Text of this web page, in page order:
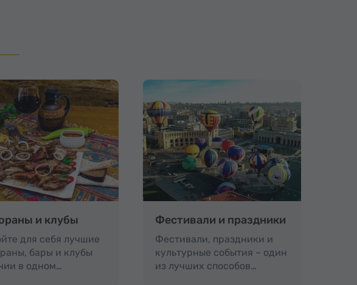
и клубы
для себя лучшие
бары и клубы
в одном…
Фестивали и праздники
Фестивали, праздники и
культурные события – один
из лучших способов…